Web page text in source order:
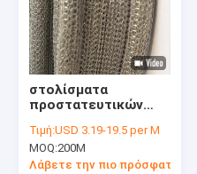
στολίσματα
προστατευτικών
TCS EMI RFI 15mm
πλέγμα καλωδίων
Monel
Τιμή:USD 3.19-19.5 per M
MOQ:200M
Λάβετε την πιο πρόσφατη